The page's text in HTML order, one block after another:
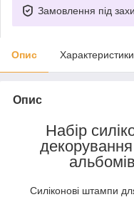
Замовлення під
Опис Характеристики
Опис
Набір
декорування
Силіконові штампи